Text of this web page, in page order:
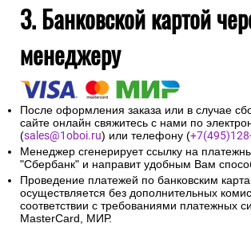
3. Банковской картой
менеджеру
После оформления заказа или в случае
сайте онлайн свяжитесь с нами по
(sales@1oboi.ru) или телефону (
Менеджер сгенерирует ссылку на
"Сбербанк" и направит удобным Вам
Проведение платежей по банковским
осуществляется без дополнительных
соответствии с требованиями платежных
MasterCard, МИР.